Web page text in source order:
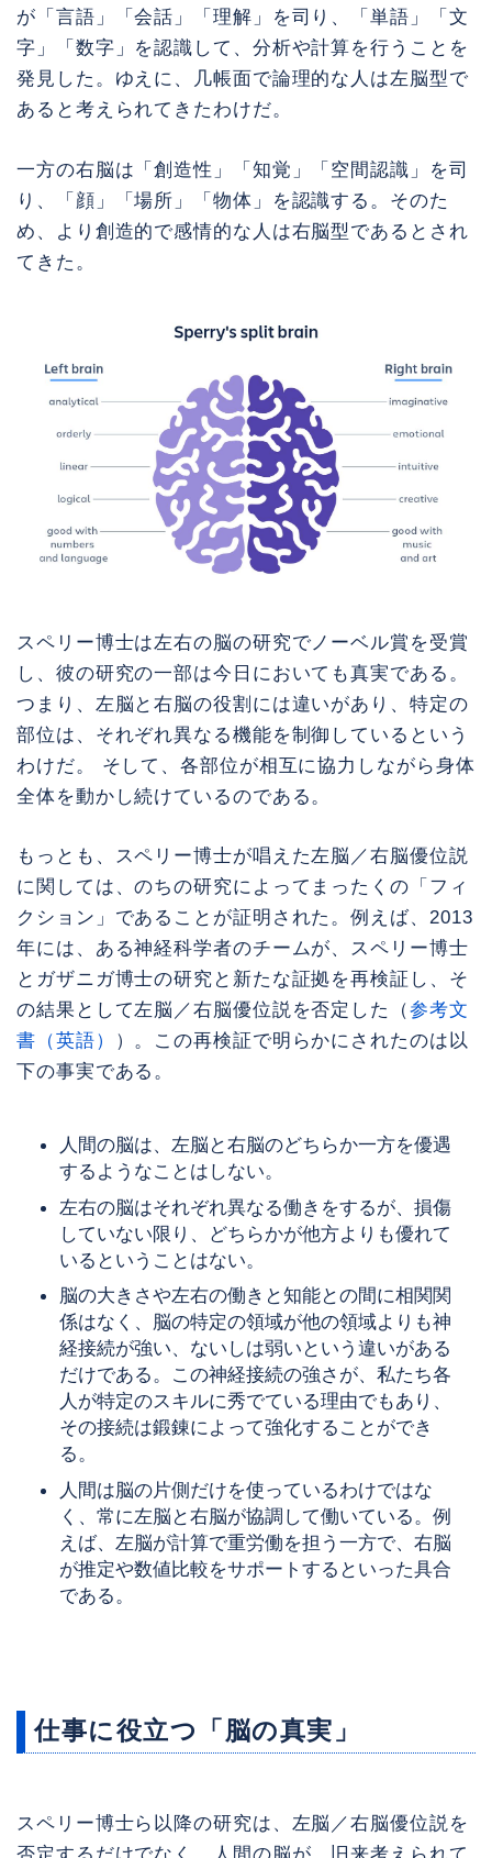
が「言語」「会話」「理解」を司り、「単語」「文
字」「数字」を認識して、分析や計算を行うことを
発見した。ゆえに、几帳面で論理的な人は左脳型で
あると考えられてきたわけだ。
一方の右脳は「創造性」「知覚」「空間認識」を司
り、「顔」「場所」「物体」を認識する。そのた
め、より創造的で感情的な人は右脳型であるとされ
てきた。
スペリー博士は左右の脳の研究でノーベル賞を受賞
し、彼の研究の一部は今日においても真実である。
つまり、左脳と右脳の役割には違いがあり、特定の
部位は、それぞれ異なる機能を制御しているという
わけだ。 そして、各部位が相互に協力しながら身体
全体を動かし続けているのである。
もっとも、スペリー博士が唱えた左脳／右脳優位説
に関しては、のちの研究によってまったくの「フィ
クション」であることが証明された。例えば、2013
年には、ある神経科学者のチームが、スペリー博士
とガザニガ博士の研究と新たな証拠を再検証し、そ
の結果として左脳／右脳優位説を否定した（参考文
書（英語）
）。この再検証で明らかにされたのは以
下の事実である。
人間の脳は、左脳と右脳のどちらか一方を優遇
するようなことはしない。
左右の脳はそれぞれ異なる働きをするが、損傷
していない限り、どちらかが他方よりも優れて
いるということはない。
脳の大きさや左右の働きと知能との間に相関関
係はなく、脳の特定の領域が他の領域よりも神
経接続が強い、ないしは弱いという違いがある
だけである。この神経接続の強さが、私たち各
人が特定のスキルに秀でている理由でもあり、
その接続は鍛錬によって強化することができ
る。
人間は脳の片側だけを使っているわけではな
く、常に左脳と右脳が協調して働いている。例
えば、左脳が計算で重労働を担う一方で、右脳
が推定や数値比較をサポートするといった具合
である。
仕事に役立つ「脳の真実」
スペリー博士ら以降の研究は、左脳／右脳優位説を